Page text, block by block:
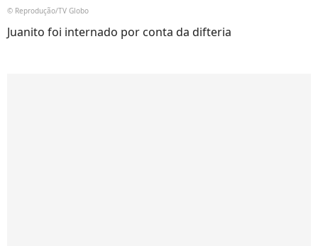
© Reprodução/TV Globo
Juanito foi internado por conta da difteria